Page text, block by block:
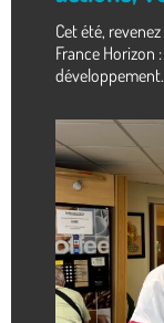
Cet été,
France Horizon